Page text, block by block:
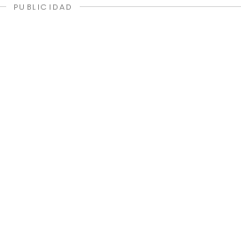
PUBLICIDAD